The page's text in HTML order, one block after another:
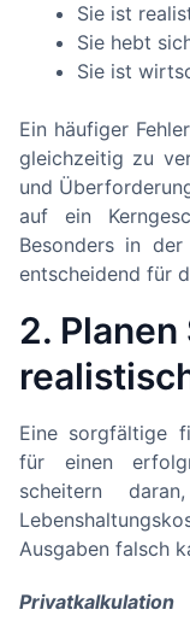
Sie ist
Sie hebt
Sie ist
Ein häufiger
gleichzeitig zu
und
auf ein
Besonders in
entscheidend für
2. Planen
Eine sorgfältige
für einen
scheitern
Ausgaben falsch
Privatkalkulation